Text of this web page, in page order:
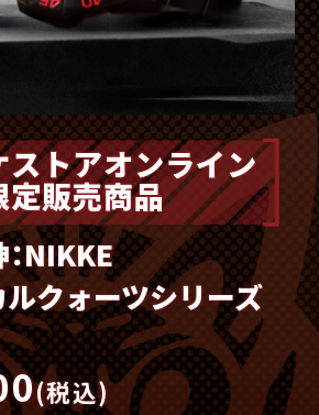
ストアオンライン
定販売商品
NIKKE
クォーツシリーズ
(税込)